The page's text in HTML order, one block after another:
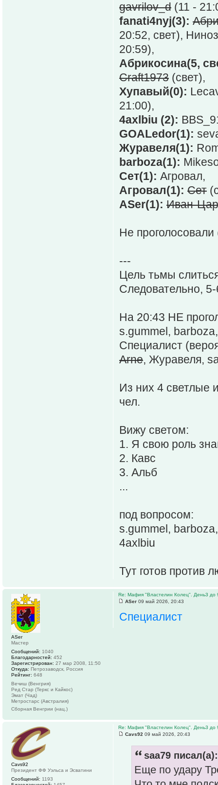
gavrilov_d (11 -
fanati4nyj(3):
20:52, свет),
20:59),
Абрикосина(5,
Craft1973 (свет),
Хупавый(0):
21:00),
4axlbiu (2):
GOALedor(1):
Журавеля(1):
barboza(1):
Сет(1): Агровал,
Агровал(1): Сет
ASer(1): Иван-
Не
---
Цель тьмы
Следовательно,
На 20:43 НЕ
s.gummel,
Специалист
Arne, Журавеля,
Из них 4 светлые
чел.
Вижу светом:
1. Я свою роль
2. Кавс
3. Альб
...
под вопросом:
s.gummel,
4axlbiu
Тут готов против
Re: Мафия "Властелин Колец". День3 до
ASer 09 май 2026, 20:43
Специалист
ASer
Мастер
Сообщений: 1040
Благодарностей: 452
Зарегистрирован: 27 мар 2008, 11:50
Откуда: Петрозаводск, Россия
Рейтинг: 648
Вечиш (Венгрия)
Ред Стар (Теркс и Кайкос)
Эмат (Чад)
Метростарс (Австралия)
Сборная Венгрии (нац.)
Re: Мафия "Властелин Колец". День3 до
Cavs92 09 май 2026, 20:43
saa79 писал(а):
Еще по удару
Cavs92
Президент ФФ Уэльса и Эсватини
Сообщений: 1193